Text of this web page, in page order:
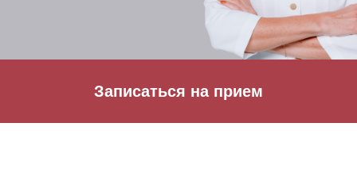
Записаться на прием